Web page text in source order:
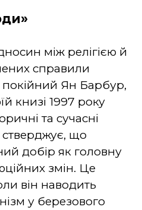
між релігією й
справили
Ян Барбур,
книзі 1997 року
та сучасні
що
добір як головну
змін. Це
він наводить
у березового